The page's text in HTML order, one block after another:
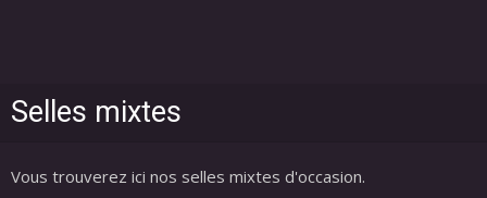
Selles mixtes
Vous trouverez ici nos selles mixtes d'occasion.